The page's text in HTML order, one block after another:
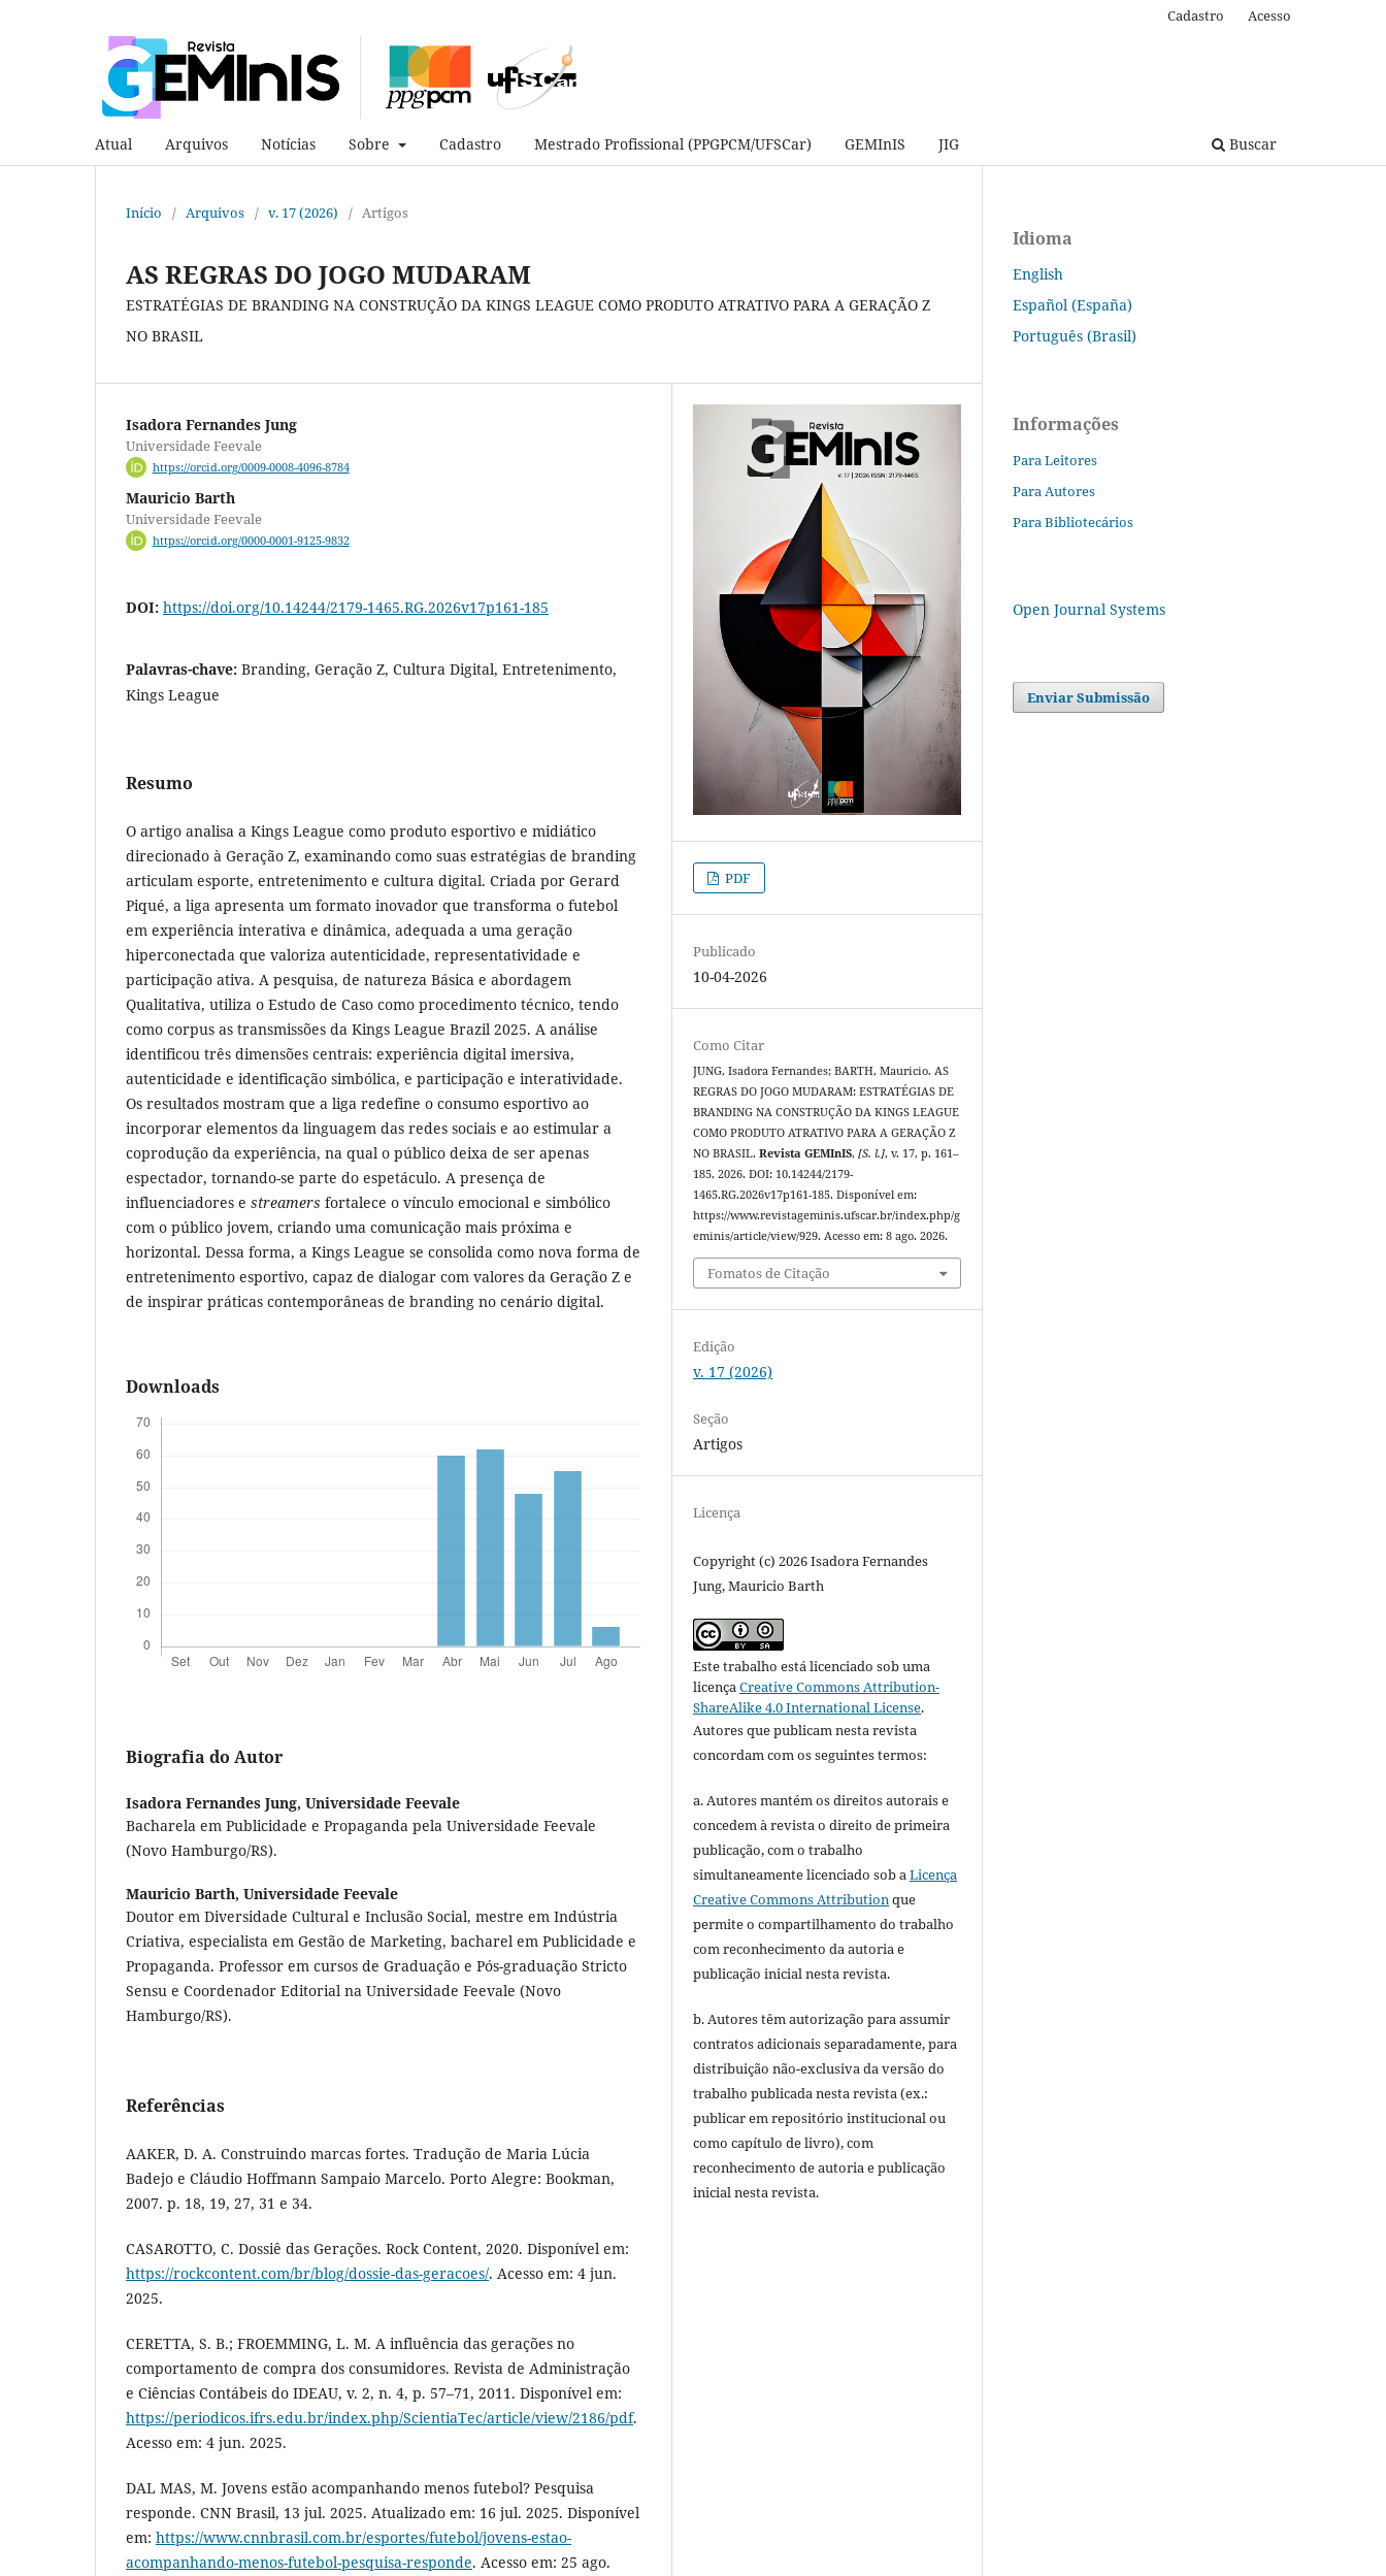
Atual Arquivos Notícias Sobre Cadastro Mestrado Profissional (PPGPCM/UFSCar) GEMInIS JIG Buscar
Cadastro Acesso
Início / Arquivos / v. 17 (2026) / Artigos
AS REGRAS DO JOGO MUDARAM
ESTRATÉGIAS DE BRANDING NA CONSTRUÇÃO DA KINGS LEAGUE COMO PRODUTO ATRATIVO PARA A GERAÇÃO Z
NO BRASIL
Isadora Fernandes Jung
Universidade Feevale
https://orcid.org/0009-0008-4096-8784
Mauricio Barth
Universidade Feevale
https://orcid.org/0000-0001-9125-9832
DOI: https://doi.org/10.14244/2179-1465.RG.2026v17p161-185
Palavras-chave: Branding, Geração Z, Cultura Digital, Entretenimento,
Kings League
Resumo
O artigo analisa a Kings League como produto esportivo e midiático
direcionado à Geração Z, examinando como suas estratégias de branding
articulam esporte, entretenimento e cultura digital. Criada por Gerard
Piqué, a liga apresenta um formato inovador que transforma o futebol
em experiência interativa e dinâmica, adequada a uma geração
hiperconectada que valoriza autenticidade, representatividade e
participação ativa. A pesquisa, de natureza Básica e abordagem
Qualitativa, utiliza o Estudo de Caso como procedimento técnico, tendo
como corpus as transmissões da Kings League Brazil 2025. A análise
identificou três dimensões centrais: experiência digital imersiva,
autenticidade e identificação simbólica, e participação e interatividade.
Os resultados mostram que a liga redefine o consumo esportivo ao
incorporar elementos da linguagem das redes sociais e ao estimular a
coprodução da experiência, na qual o público deixa de ser apenas
espectador, tornando-se parte do espetáculo. A presença de
influenciadores e streamers fortalece o vínculo emocional e simbólico
com o público jovem, criando uma comunicação mais próxima e
horizontal. Dessa forma, a Kings League se consolida como nova forma de
entretenimento esportivo, capaz de dialogar com valores da Geração Z e
de inspirar práticas contemporâneas de branding no cenário digital.
Downloads
Biografia do Autor
Isadora Fernandes Jung, Universidade Feevale
Bacharela em Publicidade e Propaganda pela Universidade Feevale
(Novo Hamburgo/RS).
Mauricio Barth, Universidade Feevale
Doutor em Diversidade Cultural e Inclusão Social, mestre em Indústria
Criativa, especialista em Gestão de Marketing, bacharel em Publicidade e
Propaganda. Professor em cursos de Graduação e Pós-graduação Stricto
Sensu e Coordenador Editorial na Universidade Feevale (Novo
Hamburgo/RS).
Referências
AAKER, D. A. Construindo marcas fortes. Tradução de Maria Lúcia
Badejo e Cláudio Hoffmann Sampaio Marcelo. Porto Alegre: Bookman,
2007. p. 18, 19, 27, 31 e 34.
CASAROTTO, C. Dossiê das Gerações. Rock Content, 2020. Disponível em:
https://rockcontent.com/br/blog/dossie-das-geracoes/. Acesso em: 4 jun.
2025.
CERETTA, S. B.; FROEMMING, L. M. A influência das gerações no
comportamento de compra dos consumidores. Revista de Administração
e Ciências Contábeis do IDEAU, v. 2, n. 4, p. 57–71, 2011. Disponível em:
https://periodicos.ifrs.edu.br/index.php/ScientiaTec/article/view/2186/pdf.
Acesso em: 4 jun. 2025.
DAL MAS, M. Jovens estão acompanhando menos futebol? Pesquisa
responde. CNN Brasil, 13 jul. 2025. Atualizado em: 16 jul. 2025. Disponível
em: https://www.cnnbrasil.com.br/esportes/futebol/jovens-estao-
acompanhando-menos-futebol-pesquisa-responde. Acesso em: 25 ago.
PDF
Publicado
10-04-2026
Como Citar
JUNG, Isadora Fernandes; BARTH, Mauricio. AS
REGRAS DO JOGO MUDARAM: ESTRATÉGIAS DE
BRANDING NA CONSTRUÇÃO DA KINGS LEAGUE
COMO PRODUTO ATRATIVO PARA A GERAÇÃO Z
NO BRASIL.Revista GEMInIS,[S. l.], v. 17, p. 161–
185, 2026. DOI: 10.14244/2179-
1465.RG.2026v17p161-185. Disponível em:
https://www.revistageminis.ufscar.br/index.php/g
eminis/article/view/929. Acesso em: 8 ago. 2026.
Fomatos de Citação
Edição
v. 17 (2026)
Seção
Artigos
Licença
Copyright (c) 2026 Isadora Fernandes
Jung, Mauricio Barth
Este trabalho está licenciado sob uma
licençaCreative Commons Attribution-
ShareAlike 4.0 International License.
Autores que publicam nesta revista
concordam com os seguintes termos:
a. Autores mantém os direitos autorais e
concedem à revista o direito de primeira
publicação, com o trabalho
simultaneamente licenciado sob aLicença
Creative Commons Attributionque
permite o compartilhamento do trabalho
com reconhecimento da autoria e
publicação inicial nesta revista.
b. Autores têm autorização para assumir
contratos adicionais separadamente, para
distribuição não-exclusiva da versão do
trabalho publicada nesta revista (ex.:
publicar em repositório institucional ou
como capítulo de livro), com
reconhecimento de autoria e publicação
inicial nesta revista.
Idioma
English
Español (España)
Português (Brasil)
Informações
Para Leitores
Para Autores
Para Bibliotecários
Open Journal Systems
Enviar Submissão